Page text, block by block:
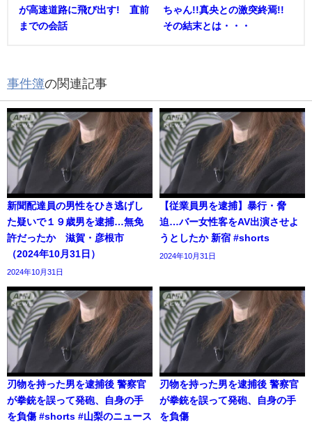
が高速道路に飛び出す! 直前
までの会話
ちゃん!!真央との激突終焉!!
その結末とは・・・
事件簿の関連記事
新聞配達員の男性をひき逃げし
た疑いで１９歳男を逮捕…無免
許だったか 滋賀・彦根市
（2024年10月31日）
2024年10月31日
【従業員男を逮捕】暴行・脅
迫…バー女性客をAV出演させよ
うとしたか 新宿 #shorts
2024年10月31日
刃物を持った男を逮捕後 警察官
が拳銃を誤って発砲、自身の手
を負傷 #shorts #山梨のニュース
刃物を持った男を逮捕後 警察官
が拳銃を誤って発砲、自身の手
を負傷